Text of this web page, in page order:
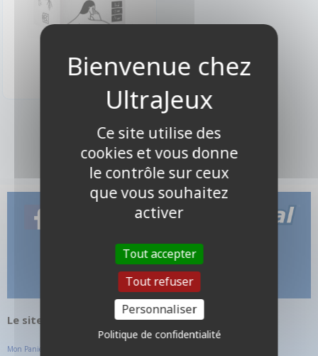
Disponible
1 produits
Le site internet UltraJeux.com
Mon Panier
Ce site utilise des
cookies et vous donne
le contrôle sur ceux
que vous souhaitez
activer
Tout accepter
Tout refuser
Personnaliser
Politique de confidentialité